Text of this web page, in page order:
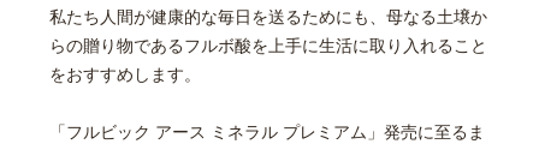
私たち人間が健康的な毎日を送るためにも、母なる土壌か
らの贈り物であるフルボ酸を上手に生活に取り入れること
をおすすめします。
「フルビック アース ミネラル プレミアム」発売に至るま